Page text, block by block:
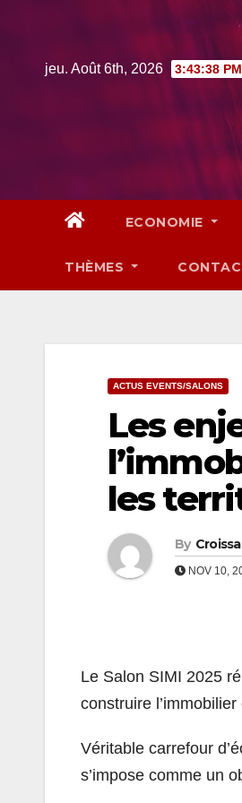
jeu. Août 6th, 2026 3:43:39 PM
ECONOMIE
THÈMES
ACTUS EVENTS/SALONS
Les
les
By
NOV 10,
Le Salon SIMI 2025
construire
Véritable carrefour
s’impose comme un